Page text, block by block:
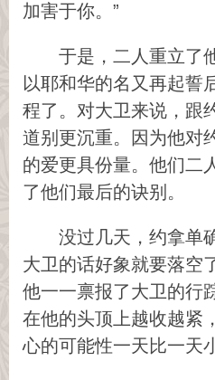
加害于你。”
于是，二人重立了
以耶和华的名又再起誓
程了。对大卫来说，跟
道别更沉重。因为他对
的爱更具份量。他们二
了他们最后的诀别。
没过几天，约拿单
大卫的话好象就要落空
他一一禀报了大卫的行
在他的头顶上越收越紧
心的可能性一天比一天